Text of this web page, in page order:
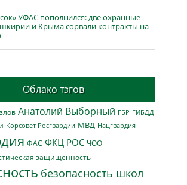
УФАС пополнился: две охранные
и Крыма сорвали контракты на
Облако тэгов
Анатолий Выборный ГБР ГИБДД
Корсовет Росгвардии МВД Нацгвардия
ФАС ФКЦ РОС ЧОО
защищенность
безопасность школ